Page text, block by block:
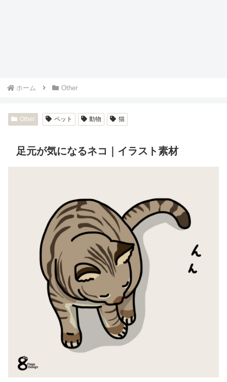
ホーム Other
Other ペット 動物 猫
足元が気になるネコ｜イラスト素材